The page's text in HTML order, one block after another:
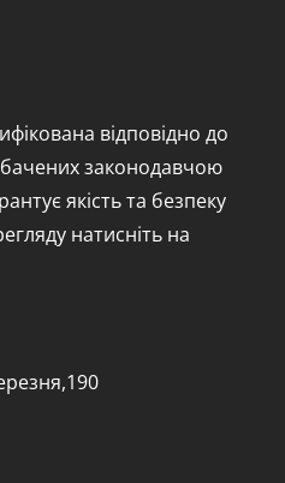
відповідно до
законодавчою
якість та безпеку
натисніть на